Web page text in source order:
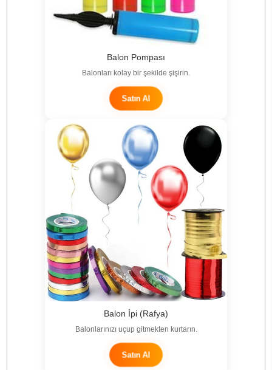
Balon Pompası
Balonları kolay bir şekilde şişirin.
Satın Al
Balon İpi (Rafya)
Balonlarınızı uçup gitmekten kurtarın.
Satın Al